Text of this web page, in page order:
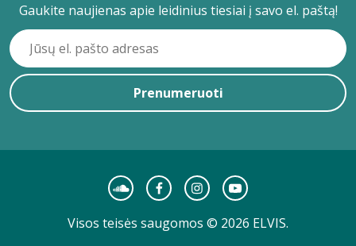
Gaukite naujienas apie leidinius tiesiai į savo el. paštą!
Prenumeruoti
Visos teisės saugomos © 2026 ELVIS.